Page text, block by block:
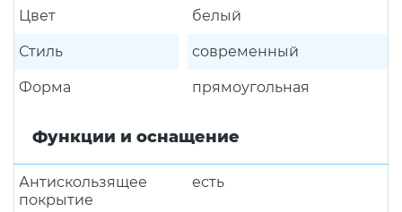
Цвет белый
Стиль современный
Форма прямоугольная
Функции и оснащение
Антискользящее
покрытие
есть